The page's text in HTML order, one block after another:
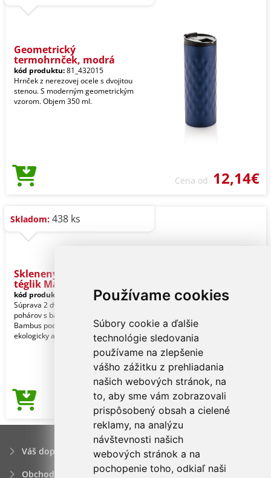
Používame cookies
Súbory cookie a ďalšie
technológie sledovania
používame na zlepšenie
vášho zážitku z prehliadania
našich webových stránok, na
to, aby sme vám zobrazovali
prispôsobený obsah a cielené
reklamy, na analýzu
návštevnosti našich
webových stránok a na
pochopenie toho, odkiaľ naši
Geometrický
termohrnček, modrá
kód produktu:81_432015
Hrnček z nerezovej ocele s dvojitou
stenou. S moderným geometrickým
vzorom. Objem 350 ml.
Cena od 12,14€
Skladom: 438 ks
Sklenený dvojstenný
téglik Man
kód produktu:
7404900
Súprava 2 dvojstenných termálnych
pohárov s bambusovým tanierikom.
Bambus pochádza z udržateľných,
ekologicky a sociálne
Cena od13,59€
Váš dopyt
Obchodné podmienky